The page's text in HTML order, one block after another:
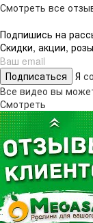
Смотреть все
Подпишись на
Скидки, акции,
Подписаться Я
Все видео вы
Смотреть